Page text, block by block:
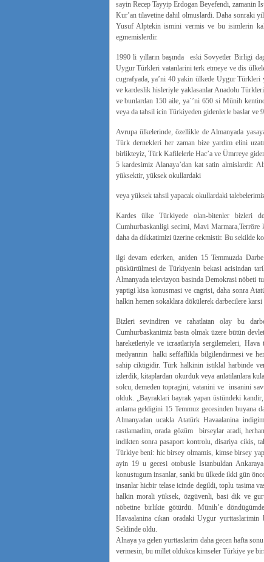
sayin Recep Tayyip Erdogan Beyefendi,
Kur’an tilavetine dahil olmuslardi. Daha sonraki
Yusuf Alptekin ismini vermis ve bu isimlerin
egmemislerdir.
1990 li yılların başında eski Sovyetler Birligi
Uygur Türkleri vatanlarini terk etmeye ve dis
cugrafyada, ya’ni 40 yakin ülkede Uygur Türkleri
ve kardeslik hisleriyle yaklasanlar Anadolu
ve bunlardan 150 aile, ya`’ni 650 si Münih
veya da tahsil icin Türkiyeden gidenlerle baslar
Avrupa ülkelerinde, özellikle de Almanyada
Türk dernekleri her zaman bize yardim elini
birlikteyiz, Türk Kafilelerle Hac’a ve Ümrreye
5 kardesimiz Alanaya’dan kat satin almislardir.
yüksektir, yüksek okullardaki
veya yüksek tahsil yapacak okullardaki
Kardes ülke Türkiyede olan-bitenler bizleri
Cumhurbaskanligi secimi, Mavi
daha da dikkatimizi üzerine cekmistir. Bu sekilde
ilgi devam ederken, aniden 15 Temmuzda
püskürtülmesi de Türkiyenin bekasi acisindan
Almanyada televizyon basinda Demokrasi nöbeti
yaptigi kisa konusmasi ve cagrisi, daha sonra
halkin hemen sokaklara dökülerek darbecilere
Bizleri sevindiren ve rahatlatan olay bu
Cumhurbaskanimiz basta olmak üzere bütün
hareketleriyle ve icraatlariyla sergilemeleri,
medyannin halki seffaflikla bilgilendirmesi ve
sahip ciktigidir. Türk halkinin istiklal harbinde
izlerdik, kitaplardan okurduk veya anlatilanlara
solcu, demeden topragini, vatanini ve insanini
olduk. „Bayraklari bayrak yapan üstündeki
anlama geldigini 15 Temmuz gecesinden
Almanyadan ucakla Atatürk Havaalanina
rastlamadim, orada gözüm birseylar aradi,
indikten sonra pasaport kontrolu, disariya cikis,
Türkiye beni: hic birsey olmamis, kimse birsey
ayin 19 u gecesi otobusle Istanbuldan
konustugum insanlar, sanki bu ülkede ikki gün
insanlar hicbir telase icinde degildi, toplu tasima
halkin morali yüksek, özgüvenli, basi dik ve
nöbetine birlikte götürdü. Münih’e
Havaalanina cikan oradaki Uygur
Seklinde oldu.
Alnaya ya gelen yurttaslarim daha gecen hafta
vermesin, bu millet oldukca kimseler Türkiye ye